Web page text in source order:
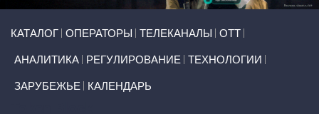
КАТАЛОГ ОПЕРАТОРЫ ТЕЛЕКАНАЛЫ ОТТ
АНАЛИТИКА РЕГУЛИРОВАНИЕ ТЕХНОЛОГИИ
ЗАРУБЕЖЬЕ КАЛЕНДАРЬ